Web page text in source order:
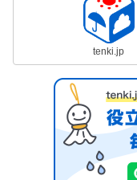
tenki.jp